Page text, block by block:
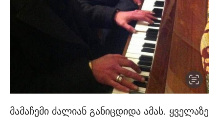
მამაჩემი ძალიან განიცდიდა ამას. ყველაზე